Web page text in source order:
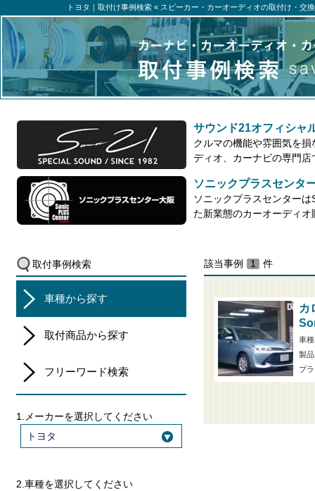
トヨタ｜取付け事例検索 « スピーカー・カーオーディオの取付け・
サウンド21オフィシャ
クルマの機能や雰囲気を
ディオ、カーナビの専門店
ソニックプラスセンタ
ソニックプラスセンター
た新業態のカーオーディオ
取付事例検索
車種から探す
取付商品から探す
フリーワード検索
1.メーカーを選択してください
トヨタ
2.車種を選択してください
該当事例 1 件
カ
車
製
プ